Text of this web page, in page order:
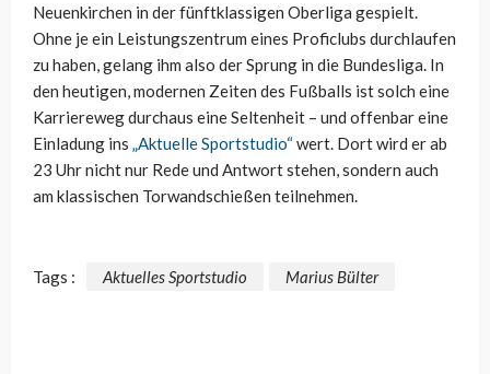
Neuenkirchen in der fünftklassigen Oberliga gespielt.
Ohne je ein Leistungszentrum eines Proficlubs durchlaufen
zu haben, gelang ihm also der Sprung in die Bundesliga. In
den heutigen, modernen Zeiten des Fußballs ist solch eine
Karriereweg durchaus eine Seltenheit – und offenbar eine
Einladung ins „Aktuelle Sportstudio“wert. Dort wird er ab
23 Uhr nicht nur Rede und Antwort stehen, sondern auch
am klassischen Torwandschießen teilnehmen.
Tags : Aktuelles Sportstudio Marius Bülter